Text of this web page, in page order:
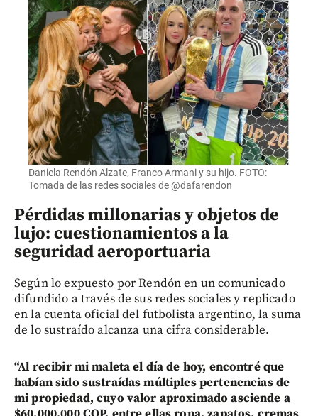
Daniela Rendón Alzate, Franco Armani y su hijo. FOTO:
Tomada de las redes sociales de @dafarendon
Pérdidas millonarias y objetos de
lujo: cuestionamientos a la
seguridad aeroportuaria
Según lo expuesto por Rendón en un comunicado
difundido a través de sus redes sociales y replicado
en la cuenta oficial del futbolista argentino, la suma
de lo sustraído alcanza una cifra considerable.
“Al recibir mi maleta el día de hoy, encontré que
habían sido sustraídas múltiples pertenencias de
mi propiedad, cuyo valor aproximado asciende a